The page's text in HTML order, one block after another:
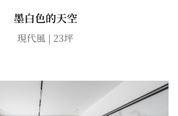
墨白色的天空
現代風 | 23坪